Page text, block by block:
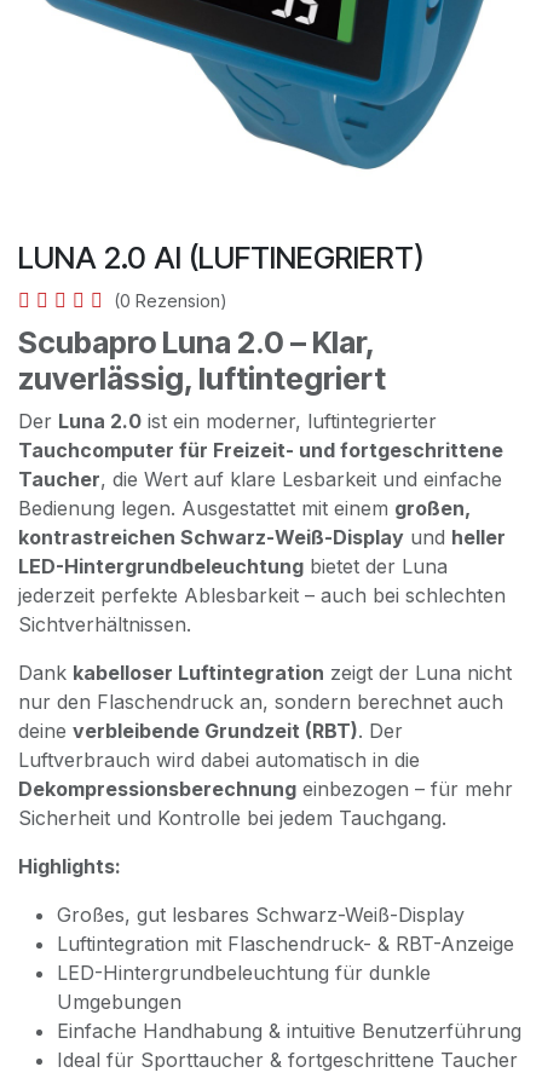
LUNA 2.0 AI (LUFTINEGRIERT)
(0 Rezension)
Scubapro Luna 2.0 – Klar,
zuverlässig, luftintegriert
Der Luna 2.0 ist ein moderner, luftintegrierter
Tauchcomputer für Freizeit- und fortgeschrittene
Taucher, die Wert auf klare Lesbarkeit und einfache
Bedienung legen. Ausgestattet mit einem großen,
kontrastreichen Schwarz-Weiß-Display und heller
LED-Hintergrundbeleuchtung bietet der Luna
jederzeit perfekte Ablesbarkeit – auch bei schlechten
Sichtverhältnissen.
Dank kabelloser Luftintegration zeigt der Luna nicht
nur den Flaschendruck an, sondern berechnet auch
deine verbleibende Grundzeit (RBT). Der
Luftverbrauch wird dabei automatisch in die
Dekompressionsberechnung einbezogen – für mehr
Sicherheit und Kontrolle bei jedem Tauchgang.
Highlights:
Großes, gut lesbares Schwarz-Weiß-Display
Luftintegration mit Flaschendruck- & RBT-Anzeige
LED-Hintergrundbeleuchtung für dunkle
Umgebungen
Einfache Handhabung & intuitive Benutzerführung
Ideal für Sporttaucher & fortgeschrittene Taucher